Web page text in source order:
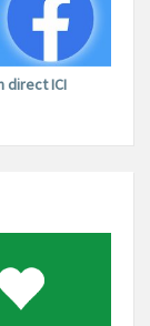
direct ICI